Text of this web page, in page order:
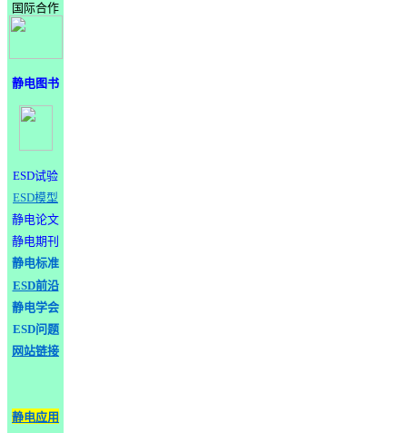
国际合作
静电图书
ESD试验
ESD模型
静电论文
静电期刊
静电标准
ESD前沿
静电学会
ESD问题
网站链接
静电应用